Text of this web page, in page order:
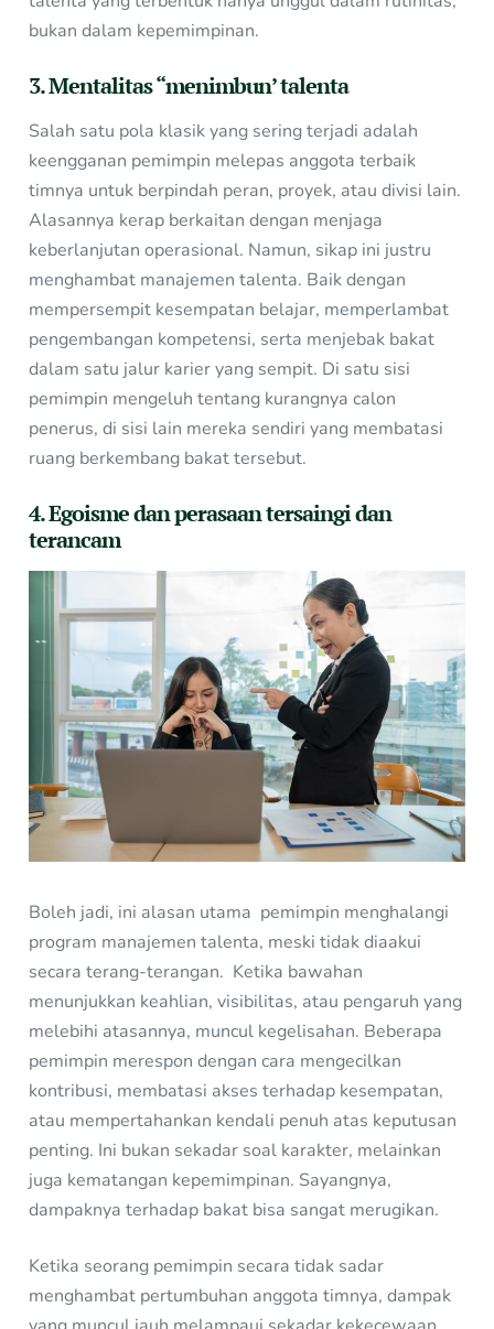
bukan dalam kepemimpinan.
3. Mentalitas “menimbun’ talenta
Salah satu pola klasik yang sering terjadi adalah
keengganan pemimpin melepas anggota terbaik
timnya untuk berpindah peran, proyek, atau divisi lain.
Alasannya kerap berkaitan dengan menjaga
keberlanjutan operasional. Namun, sikap ini justru
menghambat manajemen talenta. Baik dengan
mempersempit kesempatan belajar, memperlambat
pengembangan kompetensi, serta menjebak bakat
dalam satu jalur karier yang sempit. Di satu sisi
pemimpin mengeluh tentang kurangnya calon
penerus, di sisi lain mereka sendiri yang membatasi
ruang berkembang bakat tersebut.
4. Egoisme dan perasaan tersaingi dan
terancam
Boleh jadi, ini alasan utama pemimpin menghalangi
program manajemen talenta, meski tidak diaakui
secara terang-terangan. Ketika bawahan
menunjukkan keahlian, visibilitas, atau pengaruh yang
melebihi atasannya, muncul kegelisahan. Beberapa
pemimpin merespon dengan cara mengecilkan
kontribusi, membatasi akses terhadap kesempatan,
atau mempertahankan kendali penuh atas keputusan
penting. Ini bukan sekadar soal karakter, melainkan
juga kematangan kepemimpinan. Sayangnya,
dampaknya terhadap bakat bisa sangat merugikan.
Ketika seorang pemimpin secara tidak sadar
menghambat pertumbuhan anggota timnya, dampak